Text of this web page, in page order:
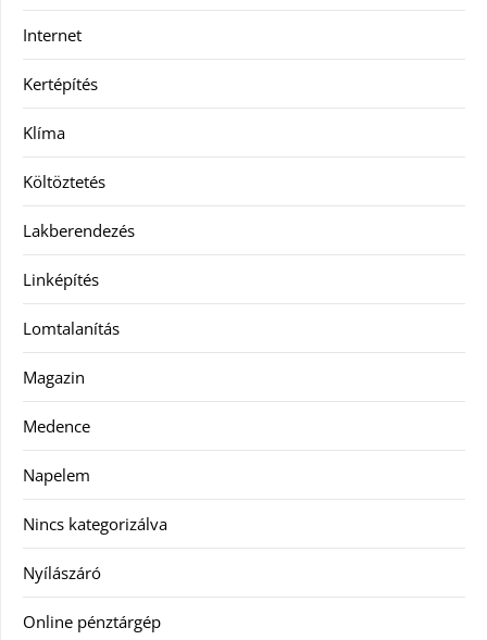
Internet
Kertépítés
Klíma
Költöztetés
Lakberendezés
Linképítés
Lomtalanítás
Magazin
Medence
Napelem
Nincs kategorizálva
Nyílászáró
Online pénztárgép